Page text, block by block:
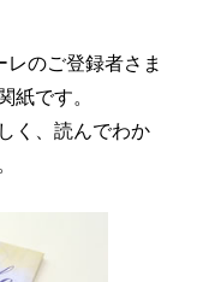
レのご登録者さま
紙です。
く、読んでわか